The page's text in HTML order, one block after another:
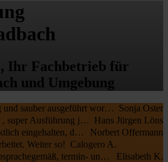
Ihr Fachbetrieb für
und Umgebung
Sonja Oster
Die Arbeiten sind zügig und sauber ausgeführt worden, wir waren sehr zufrieden. Die MA waren freundlich , nochmal ein Danke schön an die beiden.
Hans Jürgen Löns
Freundliche Mitarbeiter , super Ausführung jederzeit zu empfehlen
Norbert Offermann
Der Termin wurde pünktlich eingehalten, die Mitarbeiter waren kundenfreundlich und haben alles gut erledigt. Die Rechnung entsprach dem Auftrag.
Calogero A.
Weiter so!
Elisabeth K.
Die Arbeiten wurden absprachegemäß, termin- und fachgerecht zu unserer vollsten Zufriedenheit durchgeführt. Sehr freundliche Kommunikation sowohl mit Öltank24 als auch mit der Fa. Botec